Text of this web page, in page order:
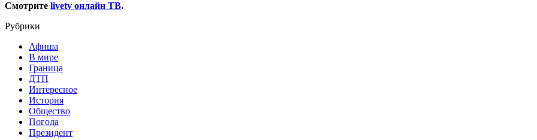
Смотрите livetv онлайн ТВ.
Рубрики
Афиша
В мире
Граница
ДТП
Интересное
История
Общество
Погода
Президент